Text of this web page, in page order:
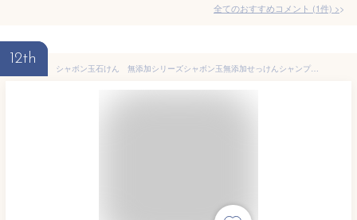
全てのおすすめコメント (1件) >
12th
シャボン玉石けん 無添加シリーズシャボン玉無添加せっけんシャンプー 泡タイプ＜本体＞ 520ml